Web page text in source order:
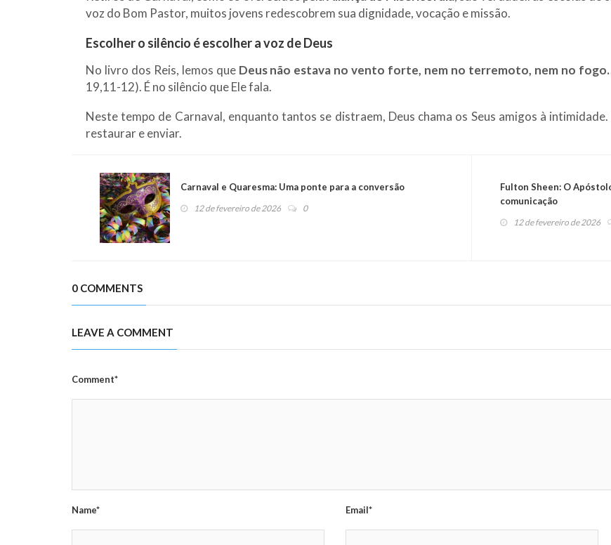
voz do Bom Pastor, muitos jovens redescobrem sua dignidade, vocação e missão.
Escolher o silêncio é escolher a voz de Deus
No livro dos Reis, lemos que Deus não estava no vento forte, nem no terremoto, nem no
19,11-12). É no silêncio que Ele fala.
Neste tempo de Carnaval, enquanto tantos se distraem, Deus chama os Seus amigos à
restaurar e enviar.
Carnaval e Quaresma: Uma ponte para a conversão
12 de fevereiro de 2026 0
Fulton Sheen: O
comunicação
12 de fevereiro de 2026
0 COMMENTS
LEAVE A COMMENT
Comment*
Name* Email*